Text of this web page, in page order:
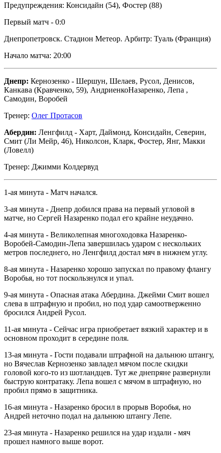
Предупреждения: Консидайн (54), Фостер (88)
Первый матч - 0:0
Днепропетровск. Стадион Метеор. Арбитр: Туаль (Франция)
Начало матча: 20:00
Днепр: Кернозенко - Шершун, Шелаев, Русол, Денисов,
Канкава (Кравченко, 59), АндриенкоНазаренко, Лепа ,
Самодин, Воробей
Тренер: Олег Протасов
Абердин: Ленгфилд - Харт, Даймонд, Консидайн, Северин,
Смит (Ли Мейр, 46), Николсон, Кларк, Фостер, Янг, Макки
(Ловелл)
Тренер: Джимми Колдервуд
1-ая минута - Матч начался.
3-ая минута - Днепр добился права на первый угловой в
матче, но Сергей Назаренко подал его крайне неудачно.
4-ая минута - Великолепная многоходовка Назаренко-
Воробей-Самодин-Лепа завершилась ударом с нескольких
метров последнего, но Ленгфилд достал мяч в нижнем углу.
8-ая минута - Назаренко хорошо запускал по правому флангу
Воробья, но тот поскользнулся и упал.
9-ая минута - Опасная атака Абердина. Джейми Смит вошел
слева в штрафную и пробил, но под удар самоотверженно
бросился Андрей Русол.
11-ая минута - Сейчас игра приобретает вязкий характер и в
основном проходит в середине поля.
13-ая минута - Гости подавали штрафной на дальнюю штангу,
но Вячеслав Кернозенко завладел мячом после скидки
головой кого-то из шотландцев. Тут же днепряне развернули
быструю контратаку. Лепа вошел с мячом в штрафную, но
пробил прямо в защитника.
16-ая минута - Назаренко бросил в прорыв Воробья, но
Андрей неточно подал на дальнюю штангу Лепе.
23-ая минута - Назаренко решился на удар издали - мяч
прошел намного выше ворот.